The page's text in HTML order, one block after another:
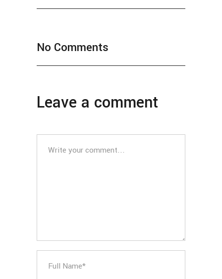
No Comments
Leave a comment